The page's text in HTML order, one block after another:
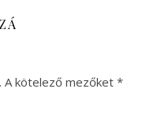
A kötelező mezőket *